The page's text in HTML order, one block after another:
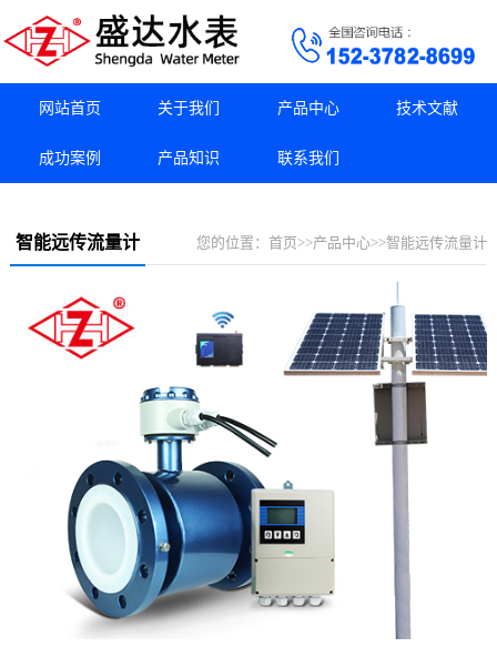
网站首页 关于我们 产品中心 技术文献
成功案例 产品知识 联系我们
您的位置：首页>>产品中心>>智能远传流量计
智能远传流量计